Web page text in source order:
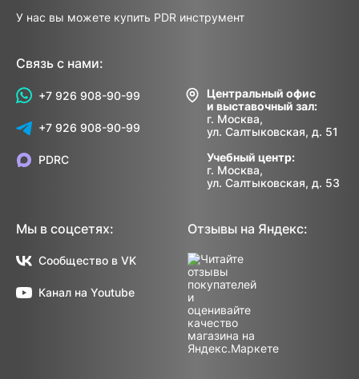
У нас вы можете купить PDR инструмент
Связь с нами:
+7 926 908-90-99
+7 926 908-90-99
Центральный офис
и выставочный зал:
г. Москва,
ул. Салтыковская, д. 51
Учебный центр:
г. Москва,
ул. Салтыковская, д. 53
PDRC
Мы в соцсетях:
Сообщество в VK
Канал на Youtube
Отзывы на Яндекс: